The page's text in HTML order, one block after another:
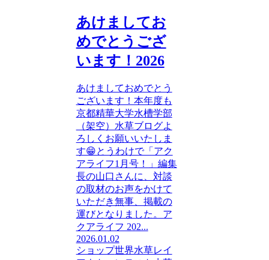
あけましてお
めでとうござ
います！2026
あけましておめでとう
ございます！本年度も
京都精華大学水槽学部
（架空）水草ブログよ
ろしくお願いいたしま
す😁とうわけで「アク
アライフ1月号！」編集
長の山口さんに、対談
の取材のお声をかけて
いただき無事、掲載の
運びとなりました。ア
クアライフ 202...
2026.01.02
ショップ世界水草レイ